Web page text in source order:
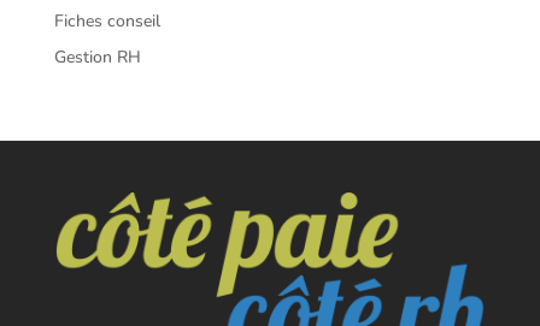
Fiches conseil
Gestion RH